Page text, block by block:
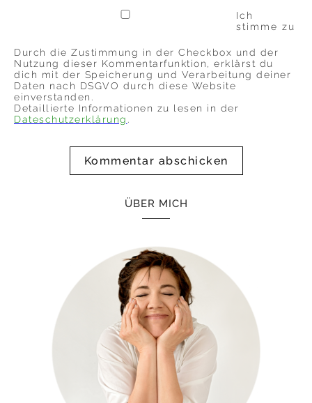
Ich
stimme zu
Durch die Zustimmung in der Checkbox und der
Nutzung dieser Kommentarfunktion, erklärst du
dich mit der Speicherung und Verarbeitung deiner
Daten nach DSGVO durch diese Website
einverstanden.
Detaillierte Informationen zu lesen in der
Dateschutzerklärung
ÜBER MICH